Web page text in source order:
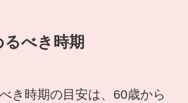
るべき時期
き時期の目安は、60歳から